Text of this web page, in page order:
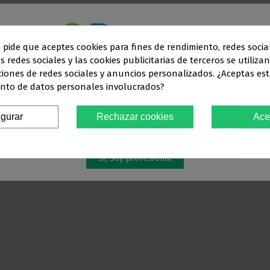
Este sitio web está dirigidoen exclusivaa
DEL SECTOR
Debes confirmar que eresprofesional dental
Sí, soy profesional
que aceptes cookies para fines de rendimiento, redes
redes sociales y las cookies publicitarias de terceros se
de redes sociales y anuncios personalizados. ¿Aceptas
de datos personales involucrados?
Rechazar cookies